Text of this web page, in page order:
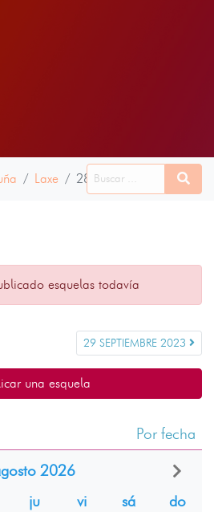
Laxe 28 SEPTIEMBRE 2023
esquelas todavía
29 SEPTIEMBRE 2023
una esquela
Por fecha
2026
ju vi sá
do